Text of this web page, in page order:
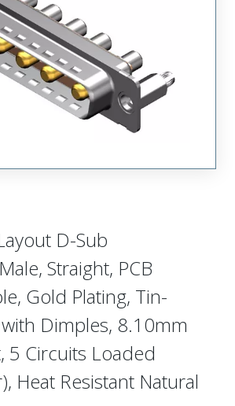
D-Sub
Straight, PCB
Gold Plating, Tin-
Dimples, 8.10mm
5 Circuits Loaded
Heat Resistant Natural